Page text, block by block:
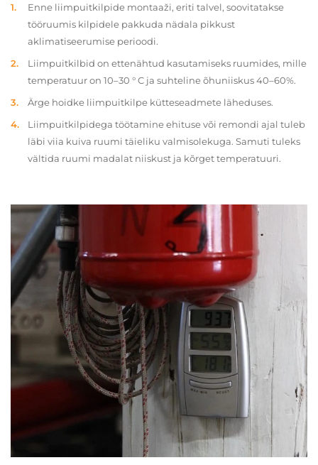
Enne liimpuitkilpide montaaži, eriti talvel, soovitatakse
tööruumis kilpidele pakkuda nädala pikkust
aklimatiseerumise perioodi.
Liimpuitkilbid on ettenähtud kasutamiseks ruumides, mille
temperatuur on 10–30 ° C ja suhteline õhuniiskus 40–60%.
Ärge hoidke liimpuitkilpe kütteseadmete läheduses.
Liimpuitkilpidega töötamine ehituse või remondi ajal tuleb
läbi viia kuiva ruumi täieliku valmisolekuga. Samuti tuleks
vältida ruumi madalat niiskust ja kõrget temperatuuri.